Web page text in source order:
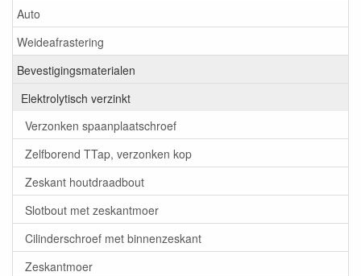
Auto
Weideafrastering
Bevestigingsmaterialen
Elektrolytisch verzinkt
Verzonken spaanplaatschroef
Zelfborend TTap, verzonken kop
Zeskant houtdraadbout
Slotbout met zeskantmoer
Cilinderschroef met binnenzeskant
Zeskantmoer